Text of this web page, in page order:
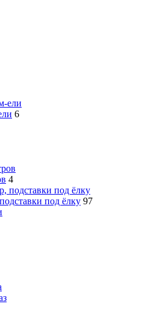
6
4
под ёлку 97